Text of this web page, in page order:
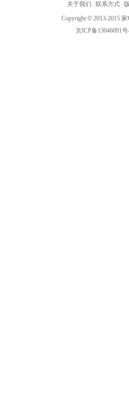
关于我们 联系方式
Copyright © 2013-2015
京ICP备13046091号